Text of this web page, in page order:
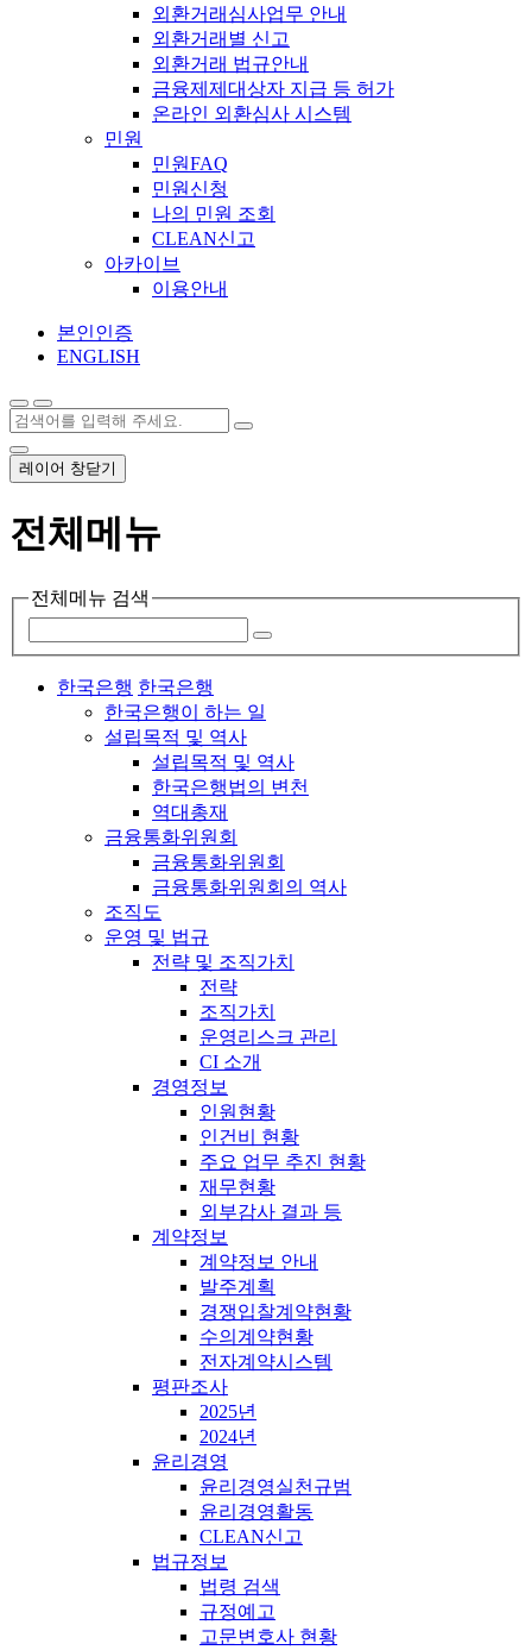
외환거래심사업무 안내
외환거래별 신고
외환거래 법규안내
금융제제대상자 지급 등 허가
온라인 외환심사 시스템
민원
민원FAQ
민원신청
나의 민원 조회
CLEAN신고
아카이브
이용안내
본인인증
ENGLISH
레이어 창닫기
전체메뉴
전체메뉴 검색
한국은행 한국은행
한국은행이 하는 일
설립목적 및 역사
설립목적 및 역사
한국은행법의 변천
역대총재
금융통화위원회
금융통화위원회
금융통화위원회의 역사
조직도
운영 및 법규
전략 및 조직가치
전략
조직가치
운영리스크 관리
CI 소개
경영정보
인원현황
인건비 현황
주요 업무 추진 현황
재무현황
외부감사 결과 등
계약정보
계약정보 안내
발주계획
경쟁입찰계약현황
수의계약현황
전자계약시스템
평판조사
2025년
2024년
윤리경영
윤리경영실천규범
윤리경영활동
CLEAN신고
법규정보
법령 검색
규정예고
고문변호사 현황